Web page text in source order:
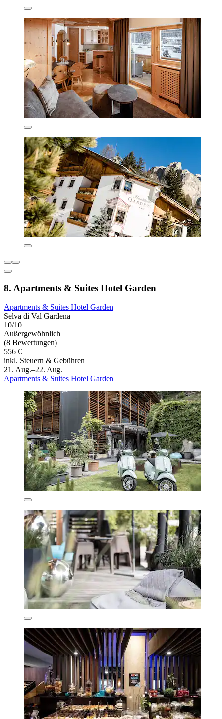
8. Apartments & Suites Hotel Garden
Apartments & Suites Hotel Garden
Selva di Val Gardena
10/10
Außergewöhnlich
(8 Bewertungen)
556 €
inkl. Steuern & Gebühren
21. Aug.–22. Aug.
Apartments & Suites Hotel Garden